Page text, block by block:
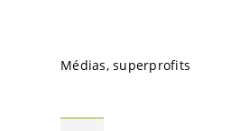
Médias superprofits